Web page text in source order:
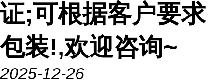
证;可根据客户要求
包装!,欢迎咨询~
2025-12-26